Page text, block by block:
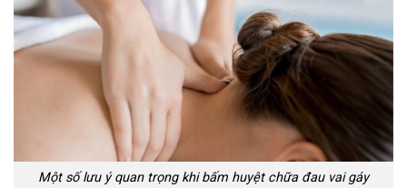
Một số lưu ý quan trọng khi bấm huyệt chữa đau vai gáy